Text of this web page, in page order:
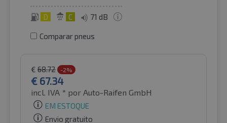
D C 71 dB
Comparar pneus
€ 68.72 -2%
€ 67.34
incl. IVA * por Auto-Raifen GmbH
EM ESTOQUE
Envio gratuito